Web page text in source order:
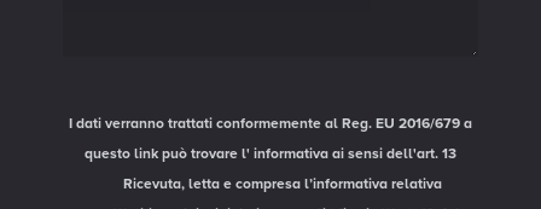
I dati verranno trattati conformemente al Reg. EU 2016/679 a
questo link può trovare l' informativa ai sensi dell'art. 13
Ricevuta, letta e compresa l’informativa relativa